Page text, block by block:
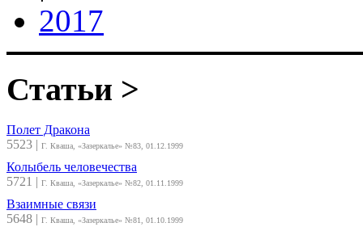
2017
Статьи >
Полет Дракона
5523 | Г. Кваша, «Зазеркалье» №83, 01.12.1999
Колыбель человечества
5721 | Г. Кваша, «Зазеркалье» №82, 01.11.1999
Взаимные связи
5648 | Г. Кваша, «Зазеркалье» №81, 01.10.1999